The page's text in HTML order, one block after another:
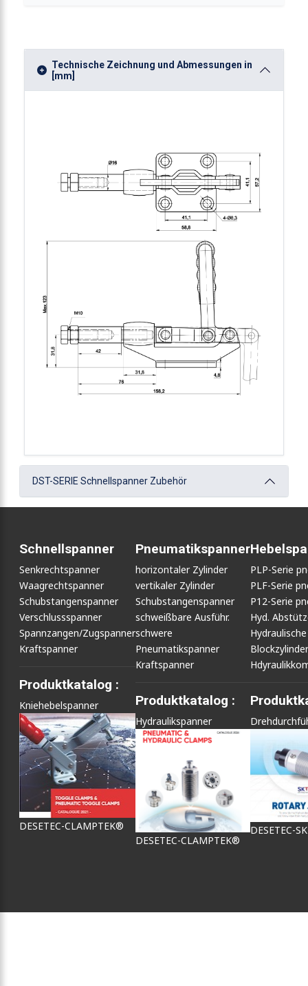
waagrecht mit 80mm Hub 3050N
Technische Zeichnung und Abmessungen in
[mm]
DST-SERIE Schnellspanner Zubehör
Schnellspanner
Senkrechtspanner
Waagrechtspanner
Schubstangenspanner
Verschlussspanner
Spannzangen/Zugspanner
Kraftspanner
Produktkatalog :
Kniehebelspanner
DESETEC-CLAMPTEK®
Pneumatikspanner
horizontaler Zylinder
vertikaler Zylinder
Schubstangenspanner
schweißbare Ausführ.
schwere
Pneumatikspanner
Kraftspanner
Produktkatalog :
Hydraulikspanner
DESETEC-CLAMPTEK®
PLP-Serie
PLF-Serie
P12-Serie
Hyd.
Hydraulische
Blockzylinder
DESETEC-